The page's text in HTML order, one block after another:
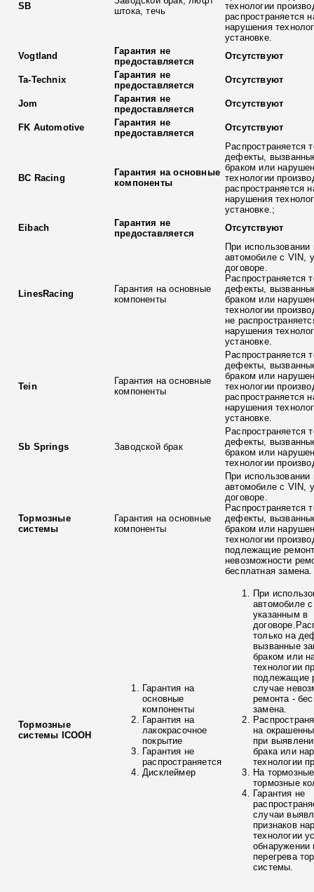
SB
штока, течь
технологии
распространяется
нарушения
установке.
Vogtland
Гарантия не
предоставляется
Отсутствуют
Ta-Technix
Гарантия не
предоставляется
Отсутствуют
Jom
Гарантия не
предоставляется
Отсутствуют
FK Automotive
Гарантия не
предоставляется
Отсутствуют
BC Racing
Гарантия на основные
компоненты
Распространяется
дефекты,
браком или
технологии
распространяется
нарушения
установке.;
Eibach
Гарантия не
предоставляется
Отсутствуют
LinesRacing
Гарантия на основные
компоненты
При использовании
автомобиле с VIN,
договоре.
Распространяется
дефекты,
браком или
технологии
не
нарушения
установке.
Tein
Гарантия на основные
компоненты
Распространяется
дефекты,
браком или
технологии
распространяется
нарушения
установке.
Sb Springs Заводской брак
Распространяется
дефекты,
браком или
технологии
Тормозные
системы
Гарантия на основные
компоненты
При использовании
автомобиле с VIN,
договоре.
Распространяется
дефекты,
браком или
технологии
подлежащие
невозможности
бесплатная замена.
Тормозные
системы ICOOH
Гарантия на
основные
компоненты
Гарантия на
лакокрасочное
покрытие
Гарантия не
распространяется
Дисклеймер
При
автомобиле
указанным в
только на
вызванные
браком или
технологии
подлежащие
случае
ремонта -
замена.
на
при
брака или
технологии
На
тормозные
Гарантия не
случаи
признаков
технологии
обнаружении
перегрева
системы.